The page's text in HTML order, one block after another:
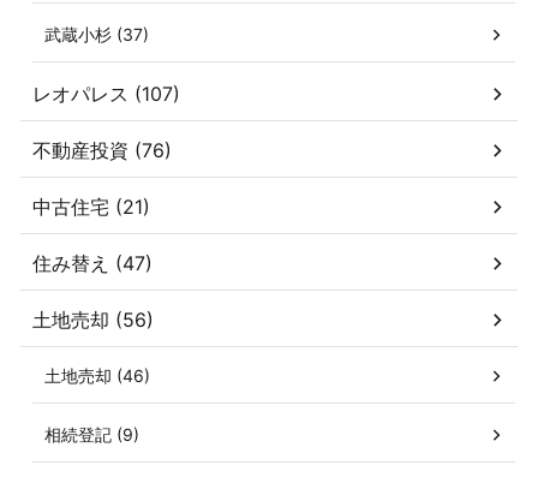
武蔵小杉 (37)
レオパレス (107)
不動産投資 (76)
中古住宅 (21)
住み替え (47)
土地売却 (56)
土地売却 (46)
相続登記 (9)